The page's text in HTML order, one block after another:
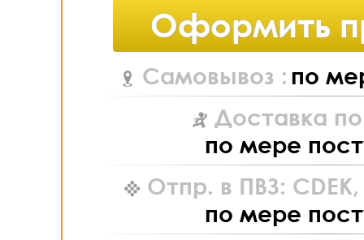
Оформить
Самовывоз : по
Доставка
по мере
Отпр. в ПВЗ: CDEK,
по мере